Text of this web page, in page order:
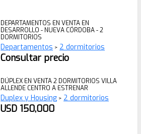
DEPARTAMENTOS EN VENTA EN
DESARROLLO - NUEVA CÓRDOBA - 2
DORMITORIOS
Departamentos > 2 dormitorios
Consultar precio
DÚPLEX EN VENTA 2 DORMITORIOS VILLA
ALLENDE CENTRO A ESTRENAR
Duplex y Housing > 2 dormitorios
USD 150,000